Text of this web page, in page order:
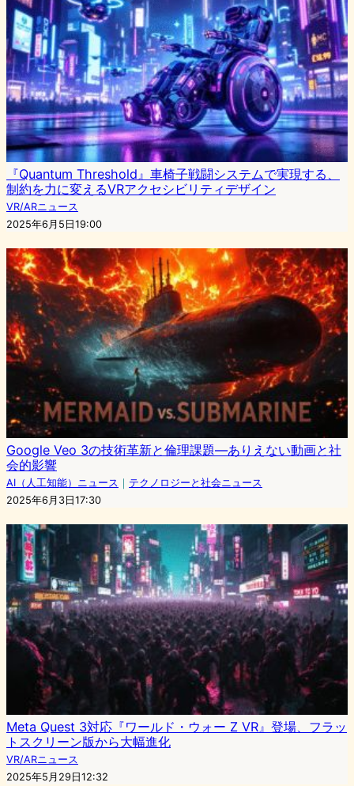
『Quantum Threshold』車椅子戦闘システムで実現する、
制約を力に変えるVRアクセシビリティデザイン
VR/ARニュース
2025年6月5日19:00
Google Veo 3の技術革新と倫理課題―ありえない動画と社
会的影響
AI（人工知能）ニュース ｜ テクノロジーと社会ニュース
2025年6月3日17:30
Meta Quest 3対応『ワールド・ウォー Z VR』登場、フラッ
トスクリーン版から大幅進化
VR/ARニュース
2025年5月29日12:32